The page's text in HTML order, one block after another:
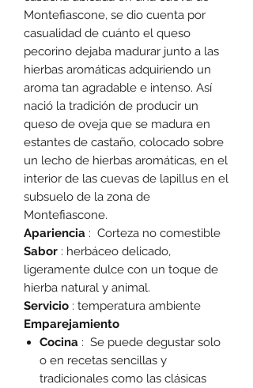
Montefiascone, se dio cuenta por
casualidad de cuánto el queso
pecorino dejaba madurar junto a las
hierbas aromáticas adquiriendo un
aroma tan agradable e intenso. Así
nació la tradición de producir un
queso de oveja que se madura en
estantes de castaño, colocado sobre
un lecho de hierbas aromáticas, en el
interior de las cuevas de lapillus en el
subsuelo de la zona de
Montefiascone.
Apariencia : Corteza no comestible
Sabor : herbáceo delicado,
ligeramente dulce con un toque de
hierba natural y animal.
Servicio : temperatura ambiente
Emparejamiento
Cocina : Se puede degustar solo
o en recetas sencillas y
tradicionales como las clásicas